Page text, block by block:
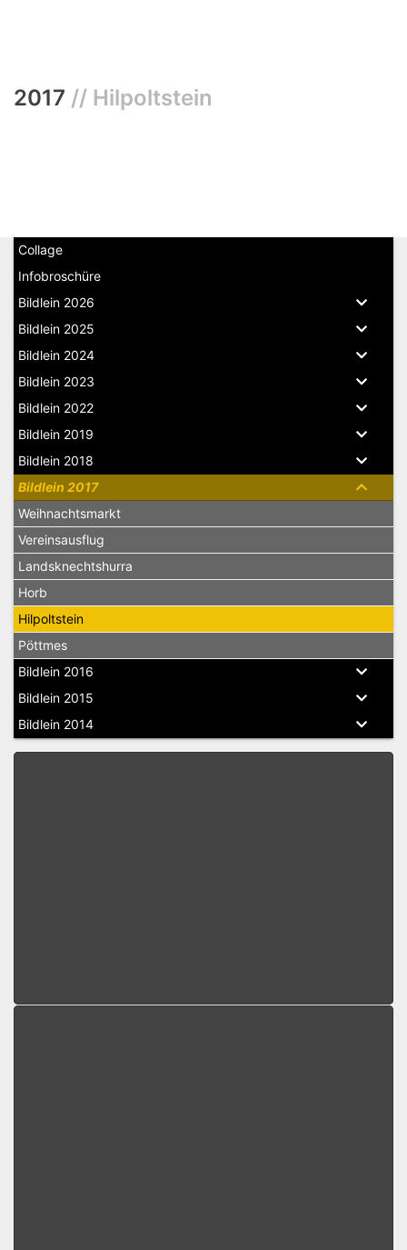
2017 // Hilpoltstein
Collage
Infobroschüre
Bildlein 2026
Bildlein 2025
Bildlein 2024
Bildlein 2023
Bildlein 2022
Bildlein 2019
Bildlein 2018
Bildlein 2017
Weihnachtsmarkt
Vereinsausflug
Landsknechtshurra
Horb
Hilpoltstein
Pöttmes
Bildlein 2016
Bildlein 2015
Bildlein 2014